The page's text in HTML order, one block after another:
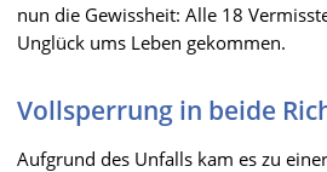
nun die Gewissheit: Alle 18
Unglück ums Leben gekommen.
Vollsperrung in beide
Aufgrund des Unfalls kam es zu